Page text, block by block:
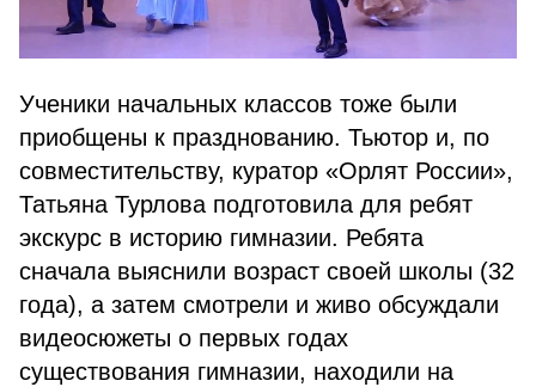
Ученики начальных классов тоже были
приобщены к празднованию. Тьютор и, по
совместительству, куратор «Орлят России»,
Татьяна Турлова подготовила для ребят
экскурс в историю гимназии. Ребята
сначала выяснили возраст своей школы (32
года), а затем смотрели и живо обсуждали
видеосюжеты о первых годах
существования гимназии, находили на